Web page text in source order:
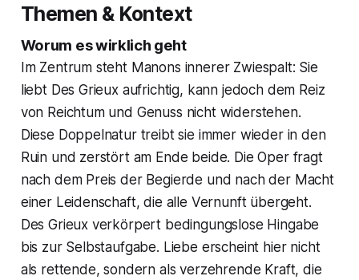
Themen & Kontext
Worum es wirklich geht
Im Zentrum steht Manons innerer Zwiespalt: Sie
liebt Des Grieux aufrichtig, kann jedoch dem Reiz
von Reichtum und Genuss nicht widerstehen.
Diese Doppelnatur treibt sie immer wieder in den
Ruin und zerstört am Ende beide. Die Oper fragt
nach dem Preis der Begierde und nach der Macht
einer Leidenschaft, die alle Vernunft übergeht.
Des Grieux verkörpert bedingungslose Hingabe
bis zur Selbstaufgabe. Liebe erscheint hier nicht
als rettende, sondern als verzehrende Kraft, die